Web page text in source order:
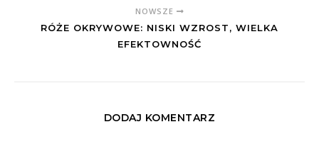
NOWSZE
RÓŻE OKRYWOWE: NISKI WZROST, WIELKA
EFEKTOWNOŚĆ
DODAJ KOMENTARZ